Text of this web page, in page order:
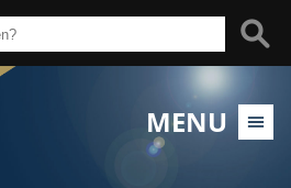
MENU